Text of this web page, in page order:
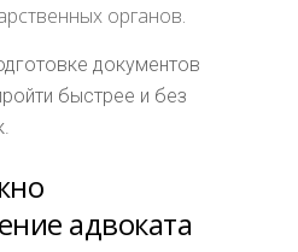
органов.
документов
быстрее и без
адвоката